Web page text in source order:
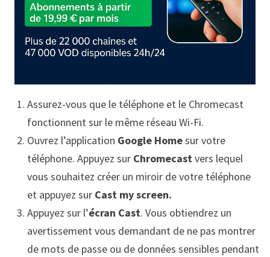
Assurez-vous que le téléphone et le Chromecast
fonctionnent sur le même réseau Wi-Fi.
Ouvrez l’application Google Homesur votre
téléphone. Appuyez sur Chromecastvers lequel
vous souhaitez créer un miroir de votre téléphone
et appuyez sur Cast my screen.
Appuyez sur l’écran Cast. Vous obtiendrez un
avertissement vous demandant de ne pas montrer
de mots de passe ou de données sensibles pendant